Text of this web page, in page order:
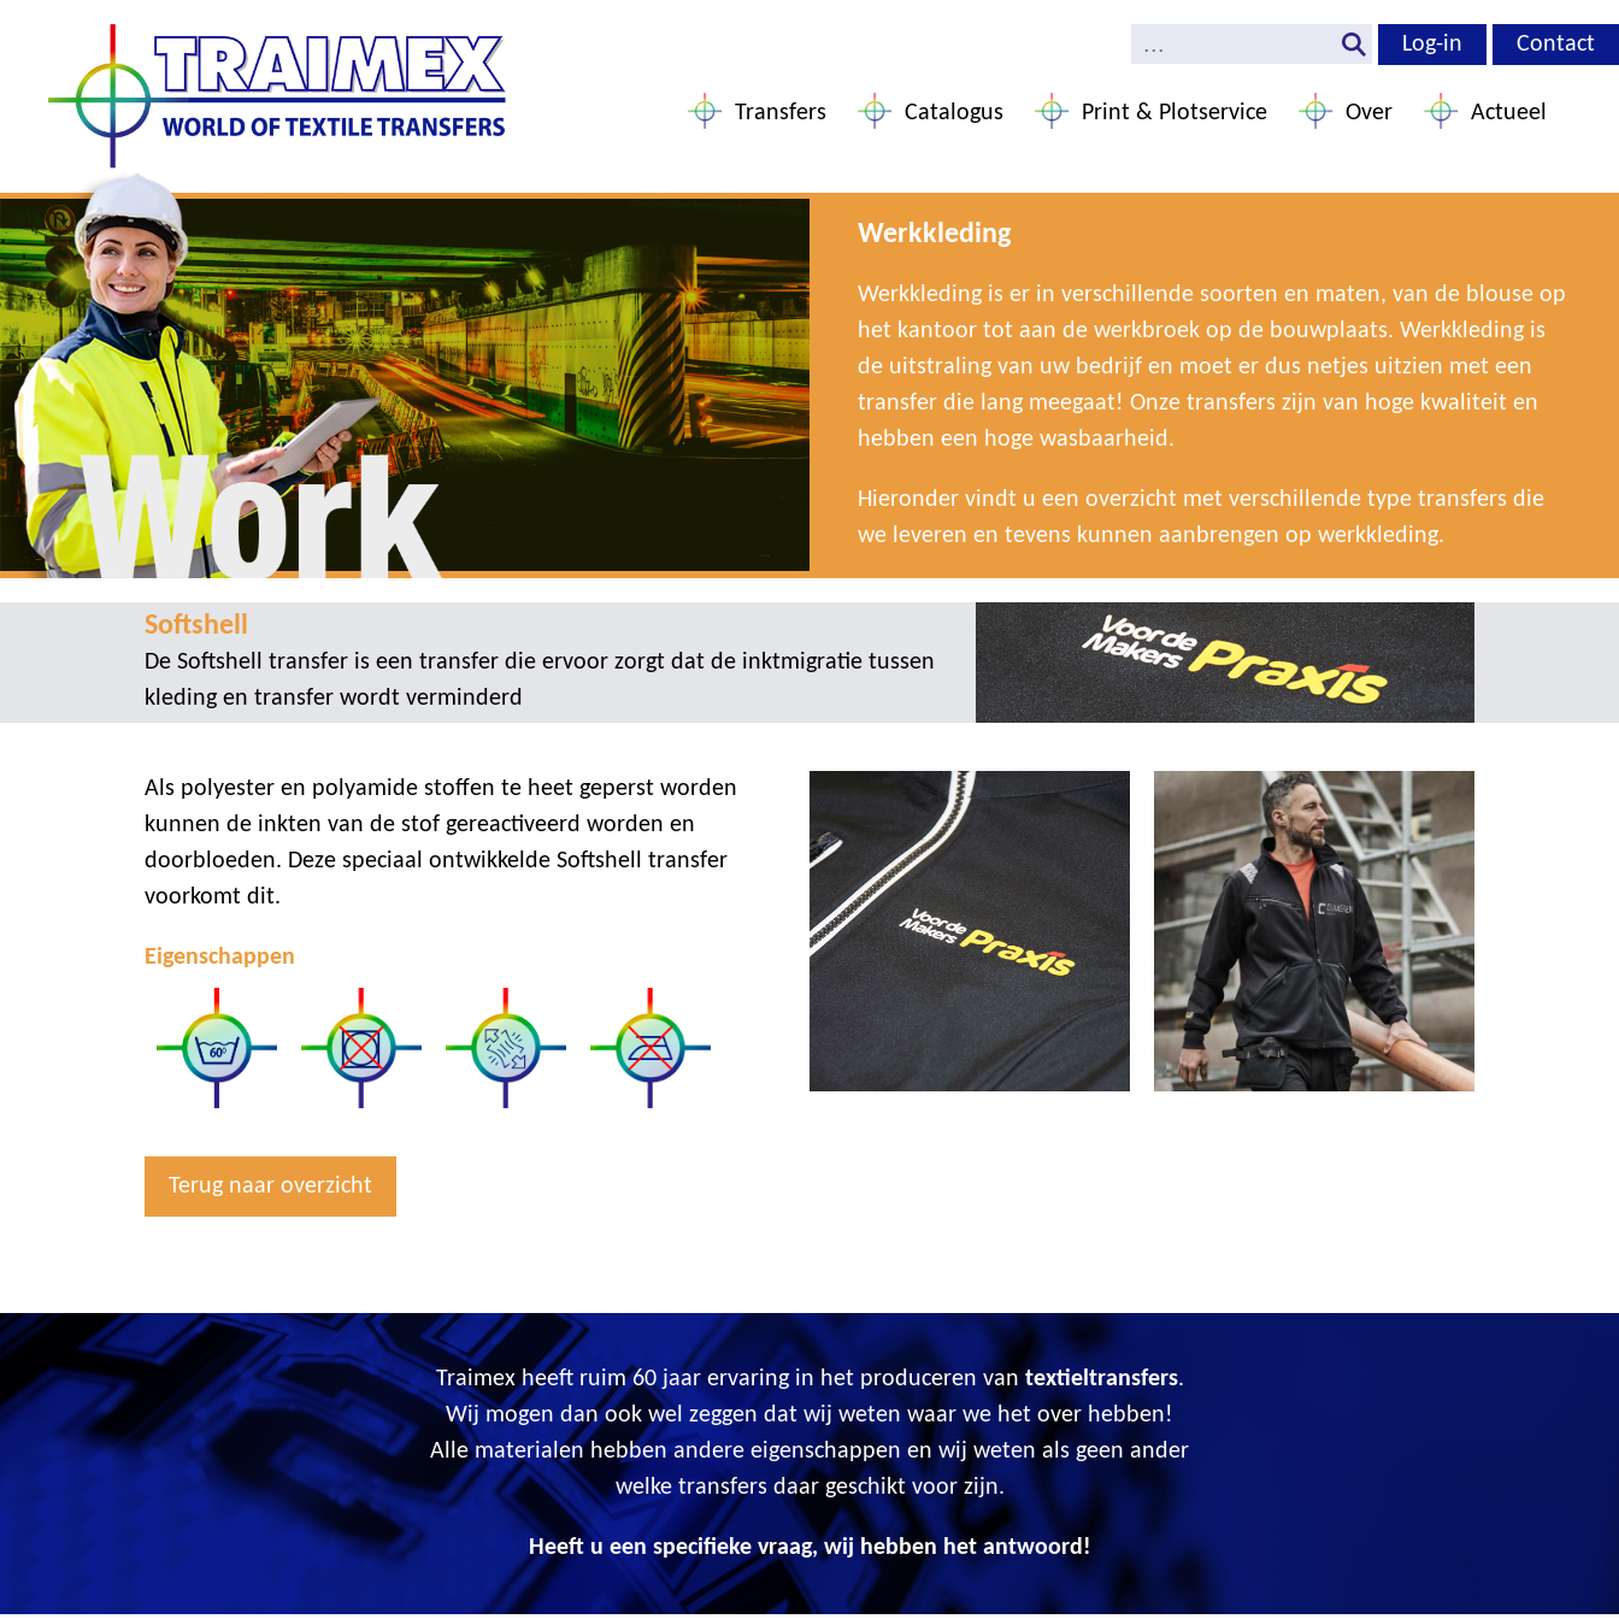
Log-in Contact
Transfers Catalogus Print & Plotservice Over Actueel
Werkkleding
Werkkleding is er in verschillende soorten en maten, van de blouse op
het kantoor tot aan de werkbroek op de bouwplaats. Werkkleding is
de uitstraling van uw bedrijf en moet er dus netjes uitzien met een
transfer die lang meegaat! Onze transfers zijn van hoge kwaliteit en
hebben een hoge wasbaarheid.
Hieronder vindt u een overzicht met verschillende type transfers die
we leveren en tevens kunnen aanbrengen op werkkleding.
Softshell
De Softshell transfer is een transfer die ervoor zorgt dat de inktmigratie tussen
kleding en transfer wordt verminderd
Als polyester en polyamide stoffen te heet geperst worden
kunnen de inkten van de stof gereactiveerd worden en
doorbloeden. Deze speciaal ontwikkelde Softshell transfer
voorkomt dit.
Eigenschappen
Terug naar overzicht
Traimex heeft ruim 60 jaar ervaring in het produceren van textieltransfers.
Wij mogen dan ook wel zeggen dat wij weten waar we het over hebben!
Alle materialen hebben andere eigenschappen en wij weten als geen ander
welke transfers daar geschikt voor zijn.
Heeft u een specifieke vraag, wij hebben het antwoord!